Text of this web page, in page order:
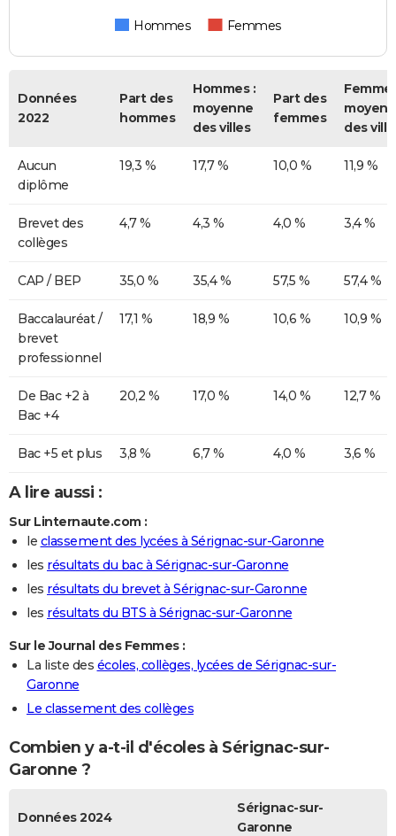
Hommes Femmes
Données
2022
Part des
hommes
Hommes :
moyenne
des villes
Part des
femmes
des
Aucun
diplôme
19,3 % 17,7 % 10,0 % 11,9 %
Brevet des
collèges
4,7 % 4,3 % 4,0 % 3,4 %
CAP / BEP 35,0 % 35,4 % 57,5 % 57,4 %
Baccalauréat /
brevet
professionnel
17,1 % 18,9 % 10,6 % 10,9 %
De Bac +2 à
Bac +4
20,2 % 17,0 % 14,0 % 12,7 %
Bac +5 et plus 3,8 % 6,7 % 4,0 % 3,6 %
A lire aussi :
Sur Linternaute.com :
le classement des lycées à Sérignac-sur-Garonne
les résultats du bac à Sérignac-sur-Garonne
les résultats du brevet à Sérignac-sur-Garonne
les résultats du BTS à Sérignac-sur-Garonne
Sur le Journal des Femmes :
La liste des écoles, collèges, lycées de Sérignac-sur-
Garonne
Le classement des collèges
Combien y a-t-il d'écoles à Sérignac-sur-
Garonne ?
Données 2024
Sérignac-sur-
Garonne